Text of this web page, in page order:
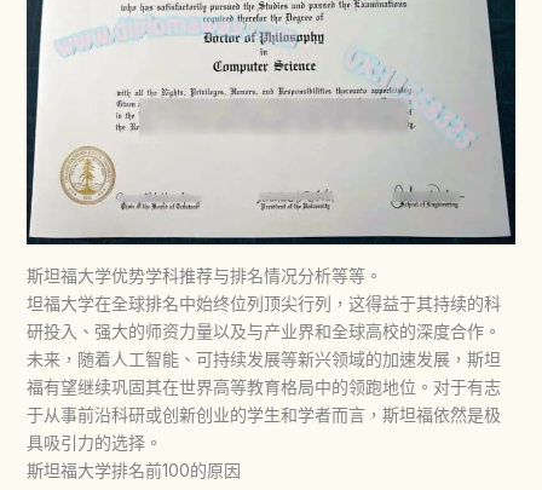
斯坦福大学优势学科推荐与排名情况分析等等。
坦福大学在全球排名中始终位列顶尖行列，这得益于其持续的科
研投入、强大的师资力量以及与产业界和全球高校的深度合作。
未来，随着人工智能、可持续发展等新兴领域的加速发展，斯坦
福有望继续巩固其在世界高等教育格局中的领跑地位。对于有志
于从事前沿科研或创新创业的学生和学者而言，斯坦福依然是极
具吸引力的选择。
斯坦福大学排名前100的原因